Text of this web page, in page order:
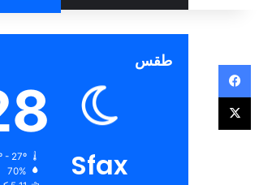
طقس
Sfax
41º - 27º
70%
فيسبوك
‫X